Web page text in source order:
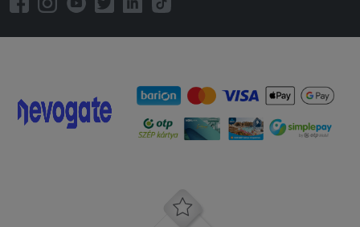
Gyors a kiszállítás, a futár
együttműködő, kedves.
3 óràt kellet vàrnom a kajàra ,vajon
elfogyott a juhtúró a gombàról majd
segitek a az alkamazottnak panírozni
és hogy kell jól megsütni a húsokat !!